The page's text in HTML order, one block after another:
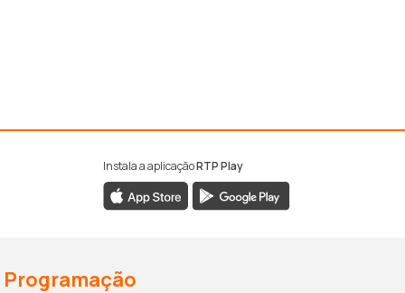
Instala a aplicaçãoRTP Play
Programação